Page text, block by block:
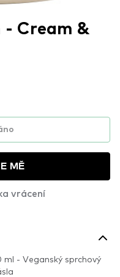
- Cream &
MĚ
vrácení
- Veganský sprchový